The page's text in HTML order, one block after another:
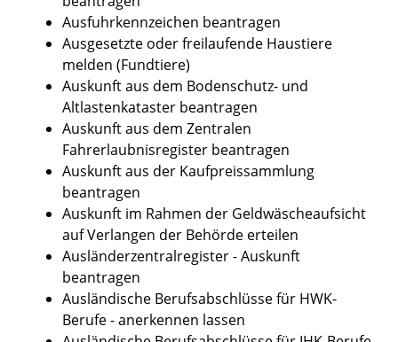
Ausfuhrkennzeichen beantragen
Ausgesetzte oder freilaufende Haustiere
melden (Fundtiere)
Auskunft aus dem Bodenschutz- und
Altlastenkataster beantragen
Auskunft aus dem Zentralen
Fahrerlaubnisregister beantragen
Auskunft aus der Kaufpreissammlung
beantragen
Auskunft im Rahmen der Geldwäscheaufsicht
auf Verlangen der Behörde erteilen
Ausländerzentralregister - Auskunft
beantragen
Ausländische Berufsabschlüsse für HWK-
Berufe - anerkennen lassen